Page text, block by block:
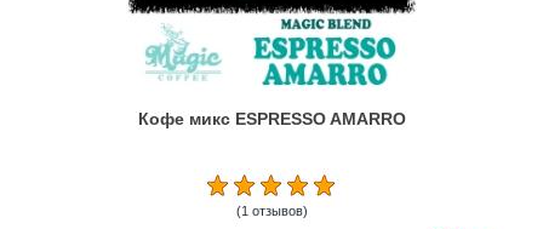
Кофе микс ESPRESSO AMARRO
(1 отзывов)